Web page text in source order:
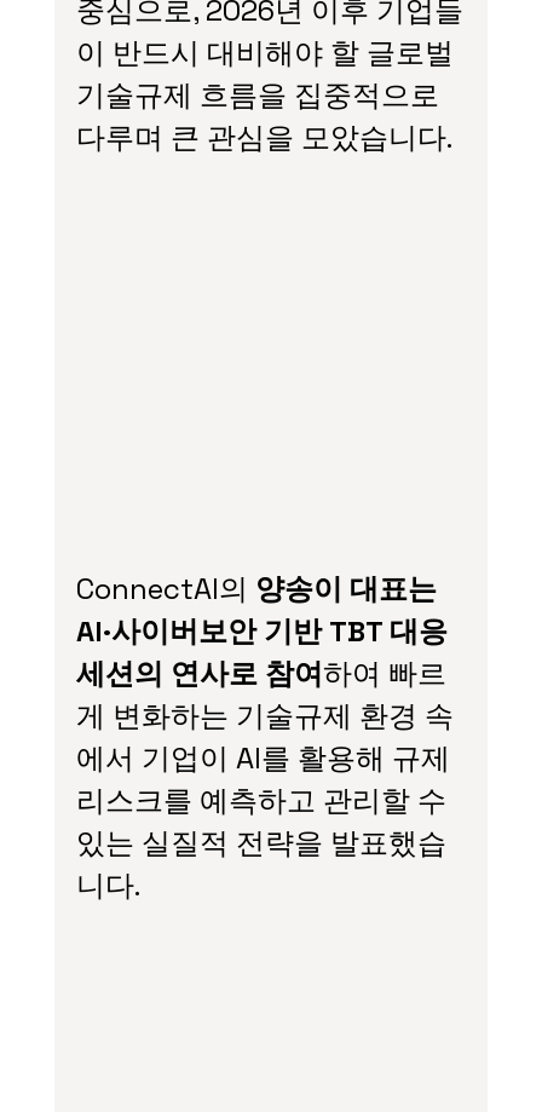
중심으로, 2026년 이후 기업들
이 반드시 대비해야 할 글로벌
기술규제 흐름을 집중적으로
다루며 큰 관심을 모았습니다.
ConnectAI의 양송이 대표는
AI·사이버보안 기반 TBT 대응
세션의 연사로 참여하여 빠르
게 변화하는 기술규제 환경 속
에서 기업이 AI를 활용해 규제
리스크를 예측하고 관리할 수
있는 실질적 전략을 발표했습
니다.